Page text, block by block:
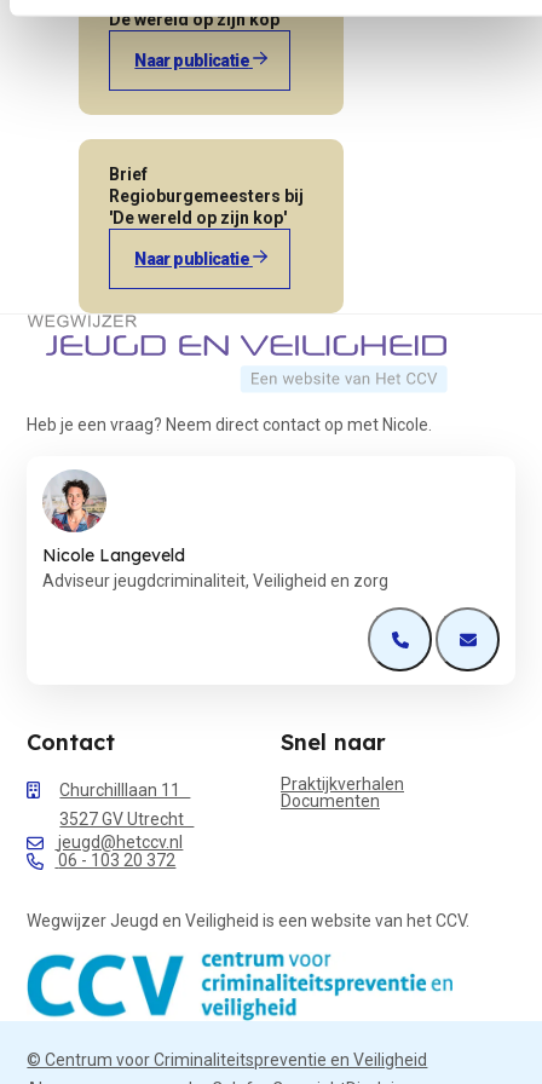
De wereld op zijn kop
Naar publicatie
Brief
Regioburgemeesters bij
'De wereld op zijn kop'
Naar publicatie
Terug naar de startpagina
Heb je een vraag? Neem direct contact op met Nicole.
Nicole Langeveld
Adviseur jeugdcriminaliteit, Veiligheid en zorg
Open deOpen de
Contact
Churchilllaan 11
3527 GV Utrecht
jeugd@hetccv.nl
06 - 103 20 372
Snel naar
Praktijkverhalen
Documenten
Wegwijzer Jeugd en Veiligheid is een website van het CCV.
© Centrum voor Criminaliteitspreventie en Veiligheid